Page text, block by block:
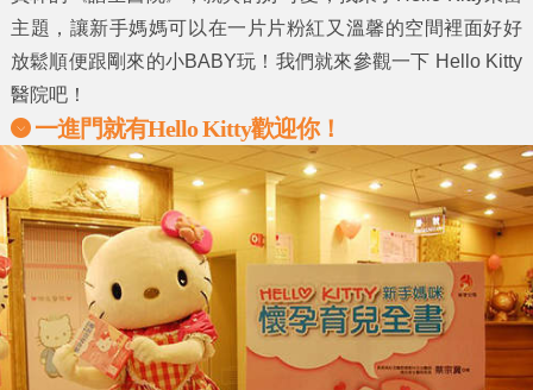
主題，讓新手媽媽可以在一片片粉紅又溫馨的空間裡面好好
放鬆順便跟剛來的小BABY玩！我們就來參觀一下 Hello Kitty
醫院吧！
一進門就有Hello Kitty歡迎你！